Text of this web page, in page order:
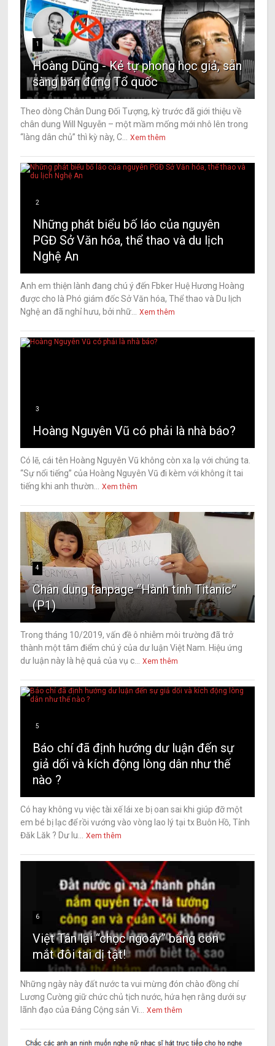
1
Hoàng Dũng - Kẻ tự phong học giả, sẵn
sàng bán đứng Tổ quốc
Theo dòng Chân Dung Đối Tượng, kỳ trước đã giới thiệu về
chân dung Will Nguyễn – một mầm mống mới nhô lên trong
“làng dân chủ” thì kỳ này, C...
Xem thêm
2
Những phát biểu bố láo của nguyên
PGĐ Sở Văn hóa, thể thao và du lịch
Nghệ An
Anh em thiện lành đang chú ý đến Fbker Huệ Hương Hoàng
được cho là Phó giám đốc Sở Văn hóa, Thể thao và Du lịch
Nghệ an đã nghỉ hưu, bởi nhữ...
Xem thêm
3
Hoàng Nguyên Vũ có phải là nhà báo?
Có lẽ, cái tên Hoàng Nguyên Vũ không còn xa lạ với chúng ta.
“Sự nổi tiếng” của Hoàng Nguyên Vũ đi kèm với không ít tai
tiếng khi anh thườn...
Xem thêm
4
Chân dung fanpage “Hành tinh Titanic”
(P1)
Trong tháng 10/2019, vấn đề ô nhiễm môi trường đã trở
thành một tâm điểm chú ý của dư luận Việt Nam. Hiệu ứng
dư luận này là hệ quả của vụ c...
Xem thêm
5
Báo chí đã định hướng dư luận đến sự
giả dối và kích động lòng dân như thế
nào ?
Có hay không vụ việc tài xế lái xe bị oan sai khi giúp đỡ một
em bé bị lạc để rồi vướng vào vòng lao lý tại tx Buôn Hồ, Tỉnh
Đăk Lăk ? Dư lu...
Xem thêm
6
Việt Tân lại “chọc ngoáy” bằng con
mắt đôi tai dị tật!
Những ngày này đất nước ta vui mừng đón chào đồng chí
Lương Cường giữ chức chủ tịch nước, hứa hẹn rằng dưới sự
lãnh đạo của Đảng Cộng sản Vi...
Xem thêm